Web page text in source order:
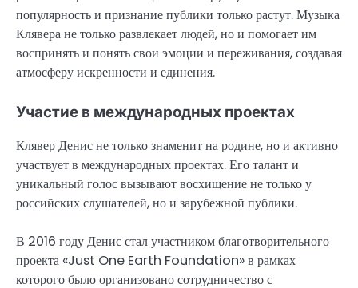
популярность и признание публики только растут. Музыка
Клявера не только развлекает людей, но и помогает им
воспринять и понять свои эмоции и переживания, создавая
атмосферу искренности и единения.
Участие в международных проектах
Клявер Денис не только знаменит на родине, но и активно
участвует в международных проектах. Его талант и
уникальный голос вызывают восхищение не только у
российских слушателей, но и зарубежной публики.
В 2016 году Денис стал участником благотворительного
проекта «Just One Earth Foundation» в рамках
которого было организовано сотрудничество с